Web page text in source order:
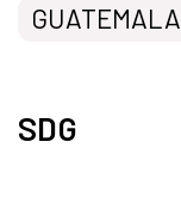
GUATEMALA
SDG